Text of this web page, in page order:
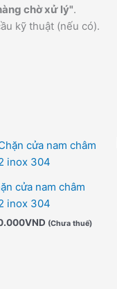
chờ xử lý".
kỹ thuật (nếu có).
cửa nam châm
inox 304
VND (Chưa thuế)